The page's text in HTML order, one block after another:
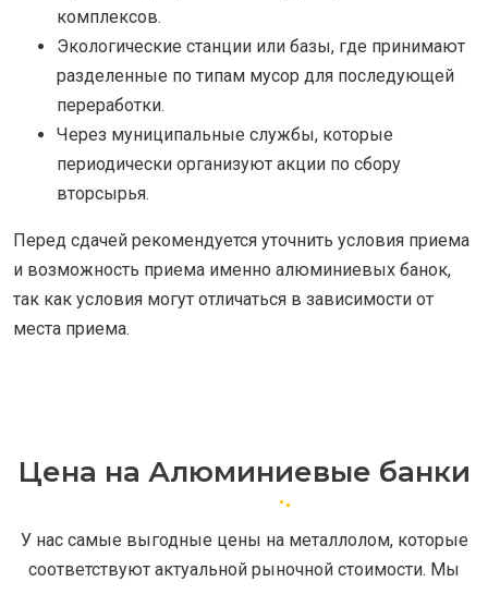
комплексов.
Экологические станции или базы, где принимают
разделенные по типам мусор для последующей
переработки.
Через муниципальные службы, которые
периодически организуют акции по сбору
вторсырья.
Перед сдачей рекомендуется уточнить условия приема
и возможность приема именно алюминиевых банок,
так как условия могут отличаться в зависимости от
места приема.
Цена на Алюминиевые банки
У нас самые выгодные цены на металлолом, которые
соответствуют актуальной рыночной стоимости. Мы